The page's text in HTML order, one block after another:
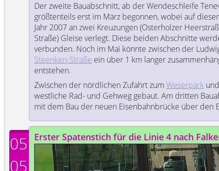
Der zweite Bauabschnitt, ab der Wendeschleife
größtenteils erst im März begonnen, wobei auf
Jahr 2007 an zwei Kreuzungen (Osterholzer
Straße) Gleise verlegt. Diese beiden Abschnitte
verbunden. Noch im Mai könnte zwischen der
Steenken-Straße ein über 1 km langer
entstehen.
Zwischen der nördlichen Zufahrt zum Weserpark
westliche Rad- und Gehweg gebaut. Am dritten
mit dem Bau der neuen Eisenbahnbrücke über den
05
05
Erster Spatenstich für die Linie 4 nach